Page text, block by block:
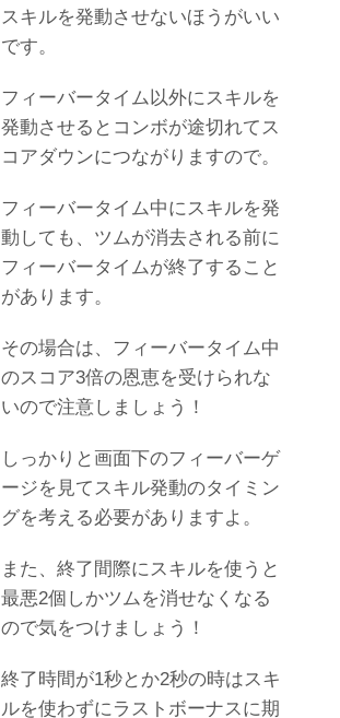
スキルを発動させないほうがいい
です。
フィーバータイム以外にスキルを
発動させるとコンボが途切れてス
コアダウンにつながりますので。
フィーバータイム中にスキルを発
動しても、ツムが消去される前に
フィーバータイムが終了すること
があります。
その場合は、フィーバータイム中
のスコア3倍の恩恵を受けられな
いので注意しましょう！
しっかりと画面下のフィーバーゲ
ージを見てスキル発動のタイミン
グを考える必要がありますよ。
また、終了間際にスキルを使うと
最悪2個しかツムを消せなくなる
ので気をつけましょう！
終了時間が1秒とか2秒の時はスキ
ルを使わずにラストボーナスに期